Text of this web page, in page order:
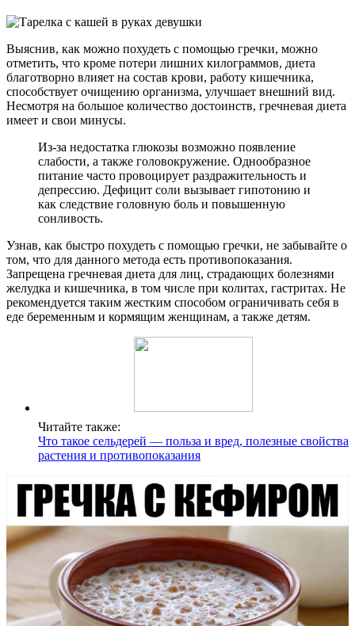
Выяснив, как можно похудеть с помощью гречки, можно
отметить, что кроме потери лишних килограммов, диета
благотворно влияет на состав крови, работу кишечника,
способствует очищению организма, улучшает внешний вид.
Несмотря на большое количество достоинств, гречневая диета
имеет и свои минусы.
Из-за недостатка глюкозы возможно появление
слабости, а также головокружение. Однообразное
питание часто провоцирует раздражительность и
депрессию. Дефицит соли вызывает гипотонию и
как следствие головную боль и повышенную
сонливость.
Узнав, как быстро похудеть с помощью гречки, не забывайте о
том, что для данного метода есть противопоказания.
Запрещена гречневая диета для лиц, страдающих болезнями
желудка и кишечника, в том числе при колитах, гастритах. Не
рекомендуется таким жестким способом ограничивать себя в
еде беременным и кормящим женщинам, а также детям.
Читайте также:
Что такое сельдерей — польза и вред, полезные свойства
растения и противопоказания